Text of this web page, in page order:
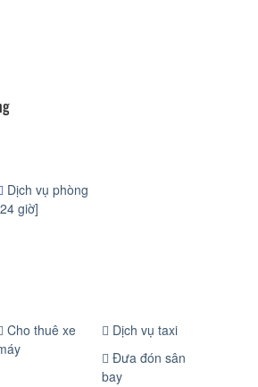
Dịch vụ phòng
giờ]
Cho thuê xe
Dịch vụ taxi
Đưa đón sân
bay